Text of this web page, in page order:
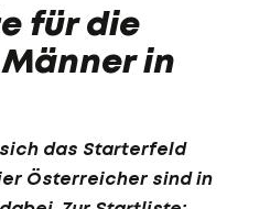
für die
in
das Starterfeld
Österreicher sind in